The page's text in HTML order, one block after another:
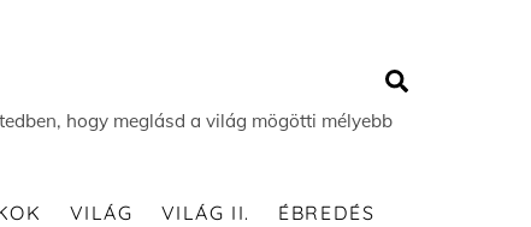
hogy meglásd a világ mögötti mélyebb
VILÁG VILÁG II. ÉBREDÉS